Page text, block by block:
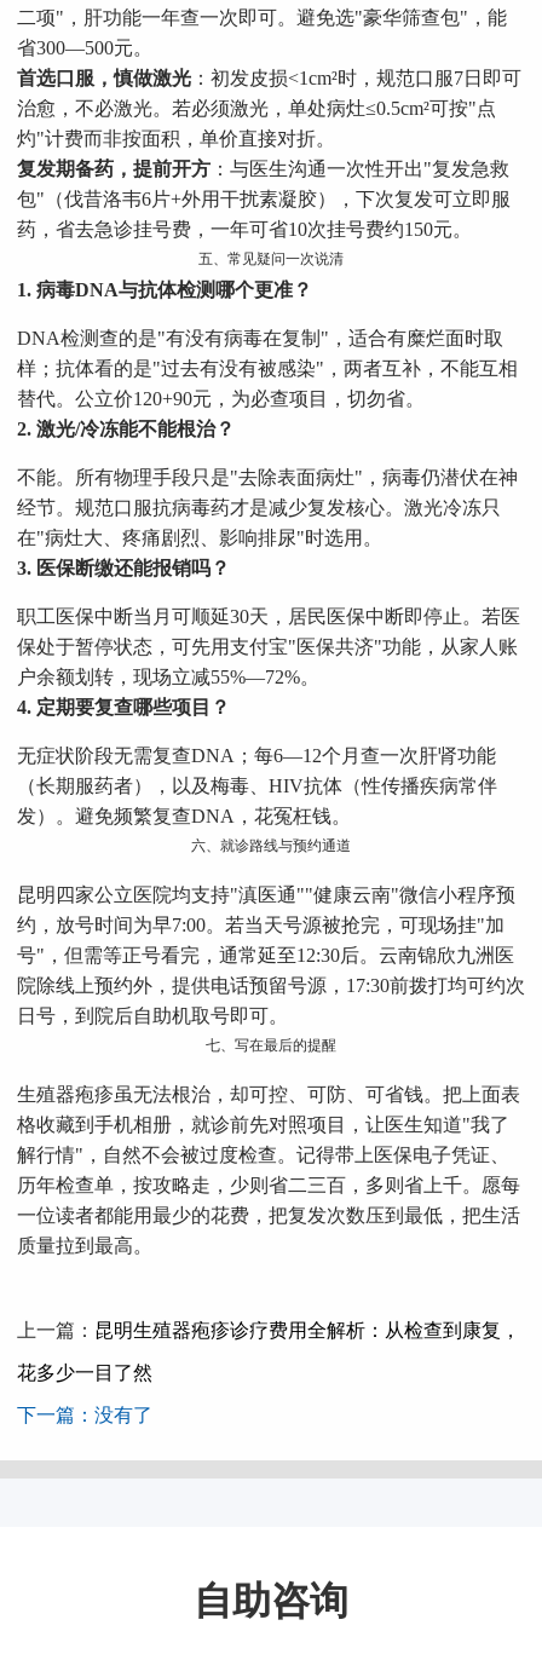
二项"，肝功能一年查一次即可。避免选"豪华筛查包"，能
省300—500元。
首选口服，慎做激光 ：初发皮损<1cm²时，规范口服7日即可
治愈，不必激光。若必须激光，单处病灶≤0.5cm²可按"点
灼"计费而非按面积，单价直接对折。
复发期备药，提前开方 ：与医生沟通一次性开出"复发急救
包"（伐昔洛韦6片+外用干扰素凝胶），下次复发可立即服
药，省去急诊挂号费，一年可省10次挂号费约150元。
五、常见疑问一次说清
1. 病毒DNA与抗体检测哪个更准？
DNA检测查的是"有没有病毒在复制"，适合有糜烂面时取
样；抗体看的是"过去有没有被感染"，两者互补，不能互相
替代。公立价120+90元，为必查项目，切勿省。
2. 激光/冷冻能不能根治？
不能。所有物理手段只是"去除表面病灶"，病毒仍潜伏在神
经节。规范口服抗病毒药才是减少复发核心。激光冷冻只
在"病灶大、疼痛剧烈、影响排尿"时选用。
3. 医保断缴还能报销吗？
职工医保中断当月可顺延30天，居民医保中断即停止。若医
保处于暂停状态，可先用支付宝"医保共济"功能，从家人账
户余额划转，现场立减55%—72%。
4. 定期要复查哪些项目？
无症状阶段无需复查DNA；每6—12个月查一次肝肾功能
（长期服药者），以及梅毒、HIV抗体（性传播疾病常伴
发）。避免频繁复查DNA，花冤枉钱。
六、就诊路线与预约通道
昆明四家公立医院均支持"滇医通""健康云南"微信小程序预
约，放号时间为早7:00。若当天号源被抢完，可现场挂"加
号"，但需等正号看完，通常延至12:30后。云南锦欣九洲医
院除线上预约外，提供电话预留号源，17:30前拨打均可约次
日号，到院后自助机取号即可。
七、写在最后的提醒
生殖器疱疹虽无法根治，却可控、可防、可省钱。把上面表
格收藏到手机相册，就诊前先对照项目，让医生知道"我了
解行情"，自然不会被过度检查。记得带上医保电子凭证、
历年检查单，按攻略走，少则省二三百，多则省上千。愿每
一位读者都能用最少的花费，把复发次数压到最低，把生活
质量拉到最高。
上一篇： 昆明生殖器疱疹诊疗费用全解析：从检查到康复，
花多少一目了然
下一篇：没有了
自助咨询